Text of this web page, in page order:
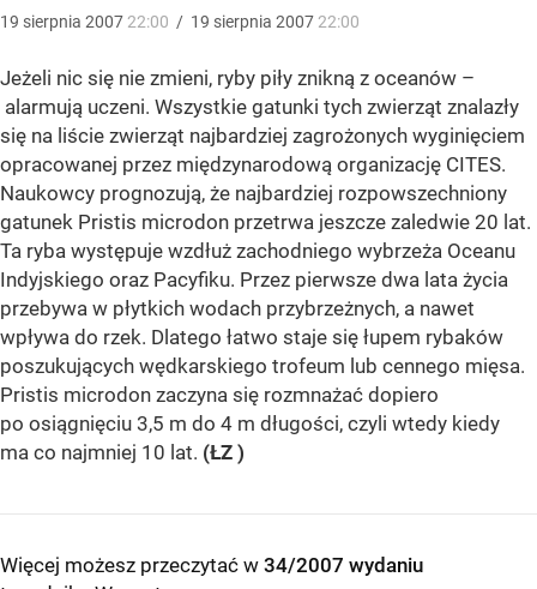
19 sierpnia 2007 22:00 / 19 sierpnia 2007 22:00
Jeżeli nic się nie zmieni, ryby piły znikną z oceanów –
alarmują uczeni. Wszystkie gatunki tych zwierząt znalazły
się na liście zwierząt najbardziej zagrożonych wyginięciem
opracowanej przez międzynarodową organizację CITES.
Naukowcy prognozują, że najbardziej rozpowszechniony
gatunek Pristis microdon przetrwa jeszcze zaledwie 20 lat.
Ta ryba występuje wzdłuż zachodniego wybrzeża Oceanu
Indyjskiego oraz Pacyfiku. Przez pierwsze dwa lata życia
przebywa w płytkich wodach przybrzeżnych, a nawet
wpływa do rzek. Dlatego łatwo staje się łupem rybaków
poszukujących wędkarskiego trofeum lub cennego mięsa.
Pristis microdon zaczyna się rozmnażać dopiero
po osiągnięciu 3,5 m do 4 m długości, czyli wtedy kiedy
ma co najmniej 10 lat. (ŁZ )
Więcej możesz przeczytać w 34/2007 wydaniu